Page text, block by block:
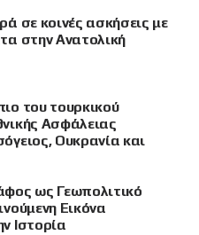
σε κοινές ασκήσεις με
στην Ανατολική
του τουρκικού
Ασφάλειας
Ουκρανία και
ως Γεωπολιτικό
Εικόνα
Ιστορία